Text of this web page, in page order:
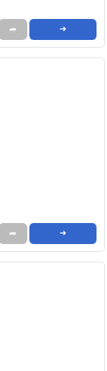
➦ ➜
➦ ➜